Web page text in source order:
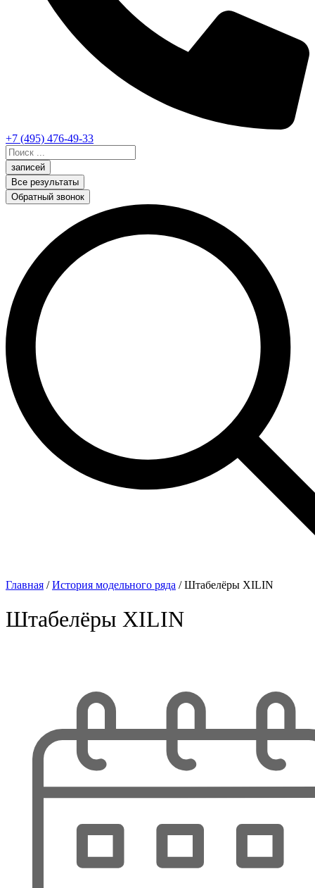
+7 (495) 476-49-33
Search
...записей
Все результаты
Обратный звонок
Главная /История модельного ряда /Штабелёры XILIN
Штабелёры XILIN